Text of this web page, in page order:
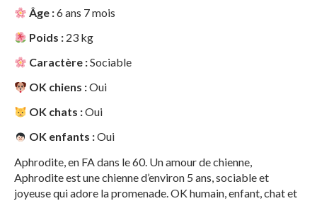
Âge :6 ans 7 mois
Poids : 23 kg
Caractère :Sociable
OK chiens :Oui
OK chats :Oui
OK enfants :Oui
Aphrodite, en FA dans le 60. Un amour de chienne,
Aphrodite est une chienne d’environ 5 ans, sociable et
joyeuse qui adore la promenade. OK humain, enfant, chat et